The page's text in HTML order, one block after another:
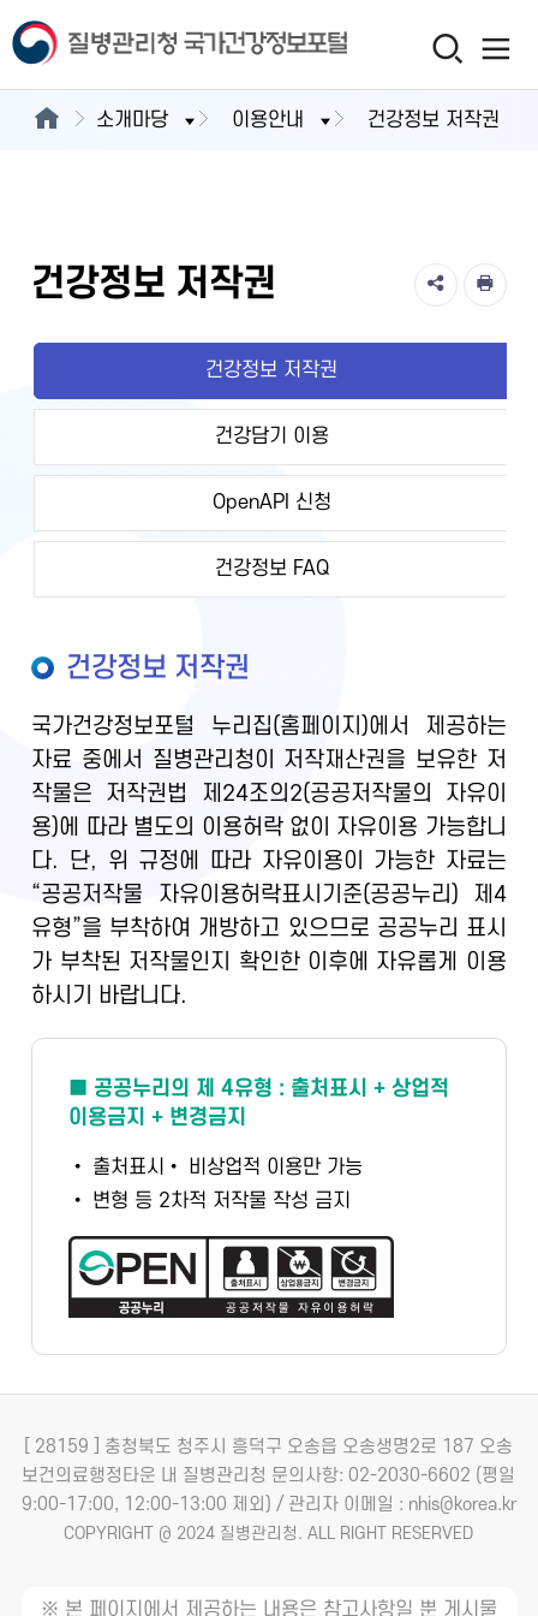
소개마당 이용안내 건강정보 저작권
건강정보 저작권
건강정보 저작권
건강담기 이용
OpenAPI 신청
건강정보 FAQ
건강정보 저작권
국가건강정보포털 누리집(홈페이지)에서 제공하는
자료 중에서 질병관리청이 저작재산권을 보유한 저
작물은 저작권법 제24조의2(공공저작물의 자유이
용)에 따라 별도의 이용허락 없이 자유이용 가능합니
다. 단, 위 규정에 따라 자유이용이 가능한 자료는
“공공저작물 자유이용허락표시기준(공공누리) 제4
유형”을 부착하여 개방하고 있으므로 공공누리 표시
가 부착된 저작물인지 확인한 이후에 자유롭게 이용
하시기 바랍니다.
■ 공공누리의 제 4유형 : 출처표시 + 상업적
이용금지 + 변경금지
• 출처표시 • 비상업적 이용만 가능
• 변형 등 2차적 저작물 작성 금지
[ 28159 ] 충청북도 청주시 흥덕구 오송읍 오송생명2로 187 오송
보건의료행정타운 내 질병관리청 문의사항: 02-2030-6602 (평일
9:00-17:00, 12:00-13:00 제외) / 관리자 이메일 : nhis@korea.kr
COPYRIGHT @ 2024 질병관리청. ALL RIGHT RESERVED
※ 본 페이지에서 제공하는 내용은 참고사항일 뿐 게시물